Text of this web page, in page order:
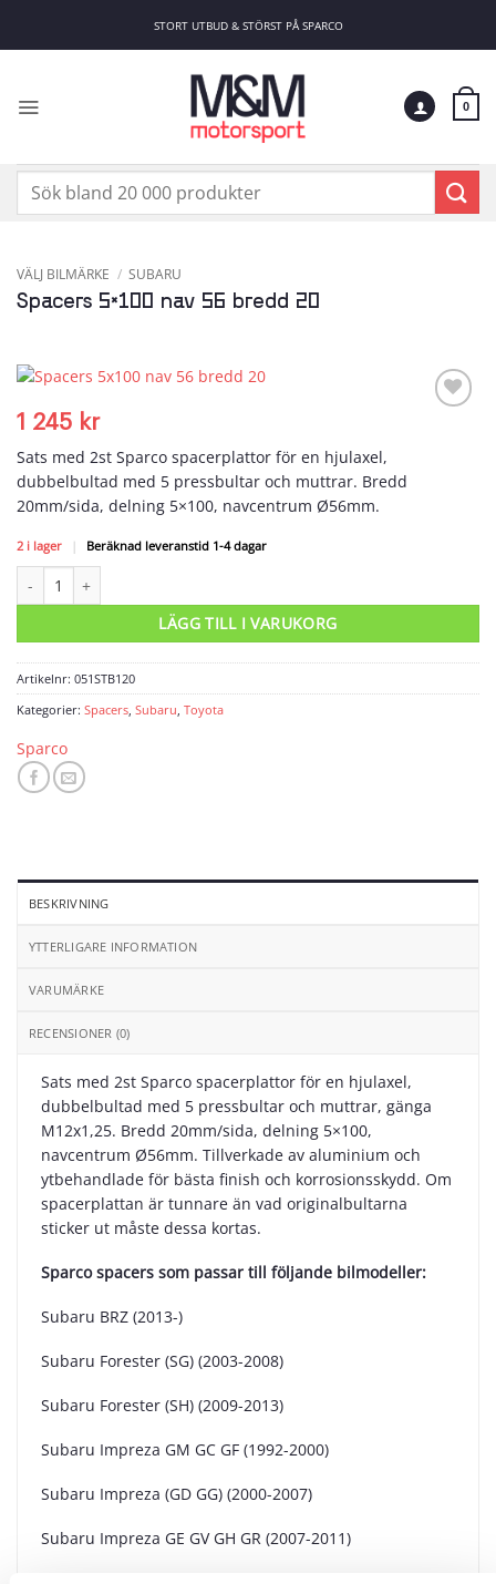
STORT UTBUD & STÖRST PÅ SPARCO
0
Sök
VÄLJ BILMÄRKE / SUBARU
Spacers 5×100 nav 56 bredd 20
1 245 kr
Sats med 2st Sparco spacerplattor för en hjulaxel,
dubbelbultad med 5 pressbultar och muttrar. Bredd
20mm/sida, delning 5×100, navcentrum Ø56mm.
2 i lager | Beräknad leveranstid 1-4 dagar
LÄGG TILL I VARUKORG
Artikelnr: 051STB120
Kategorier: Spacers, Subaru, Toyota
Sparco
BESKRIVNING
YTTERLIGARE INFORMATION
VARUMÄRKE
RECENSIONER (0)
Sats med 2st Sparco spacerplattor för en hjulaxel,
dubbelbultad med 5 pressbultar och muttrar, gänga
M12x1,25. Bredd 20mm/sida, delning 5×100,
navcentrum Ø56mm. Tillverkade av aluminium och
ytbehandlade för bästa finish och korrosionsskydd. Om
spacerplattan är tunnare än vad originalbultarna
sticker ut måste dessa kortas.
Sparco spacers som passar till följande bilmodeller:
Subaru BRZ (2013-)
Subaru Forester (SG) (2003-2008)
Subaru Forester (SH) (2009-2013)
Subaru Impreza GM GC GF (1992-2000)
Subaru Impreza (GD GG) (2000-2007)
Subaru Impreza GE GV GH GR (2007-2011)